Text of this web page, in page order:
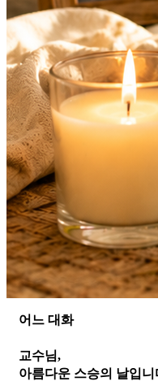
어느 대화
교수님,
아름다운 스승의 날입